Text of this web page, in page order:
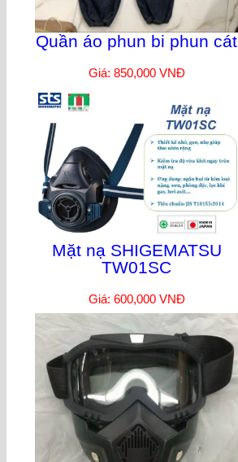
Quần áo phun bi phun cát
Giá: 850,000 VNĐ
Mặt nạ SHIGEMATSU
TW01SC
Giá: 600,000 VNĐ